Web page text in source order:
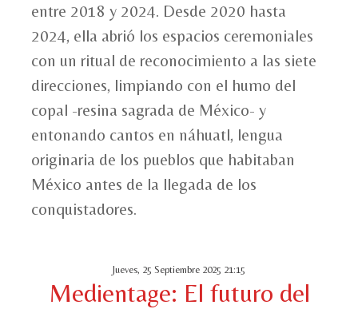
entre 2018 y 2024. Desde 2020 hasta
2024, ella abrió los espacios ceremoniales
con un ritual de reconocimiento a las siete
direcciones, limpiando con el humo del
copal -resina sagrada de México- y
entonando cantos en náhuatl, lengua
originaria de los pueblos que habitaban
México antes de la llegada de los
conquistadores.
Jueves, 25 Septiembre 2025 21:15
Medientage: El futuro del